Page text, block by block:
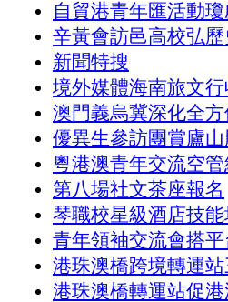
自貿港青年匯活動瓊
辛黃會訪邑高校弘
新聞特搜
境外媒體海南旅文行
澳門義烏冀深化全
優異生參訪團賞廬
粵港澳青年交流空管
第八場社文茶座報名
琴職校星級酒店技
青年領袖交流會搭平
港珠澳橋跨境轉運
港珠澳橋轉運站促